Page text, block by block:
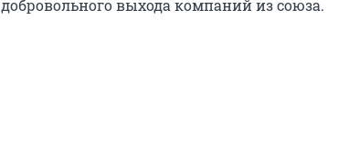
добровольного выхода компаний из союза.